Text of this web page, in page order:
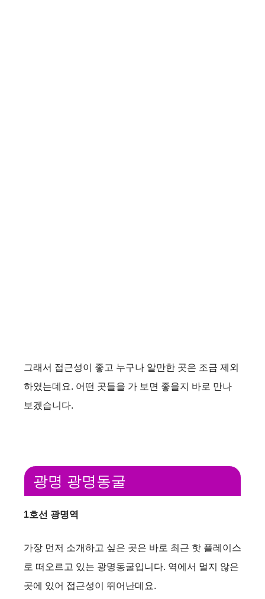
그래서 접근성이 좋고 누구나 알만한 곳은 조금 제외
하였는데요. 어떤 곳들을 가 보면 좋을지 바로 만나
보겠습니다.
광명 광명동굴
1호선 광명역
가장 먼저 소개하고 싶은 곳은 바로 최근 핫 플레이스
로 떠오르고 있는 광명동굴입니다. 역에서 멀지 않은
곳에 있어 접근성이 뛰어난데요.